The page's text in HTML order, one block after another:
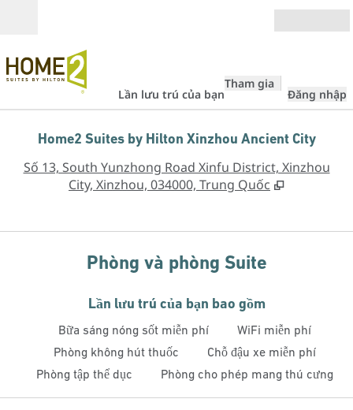
Lần lưu trú của bạn
Tham gia
Đăng nhập
Home2 Suites by Hilton Xinzhou Ancient City
Số 13, South Yunzhong Road Xinfu District, Xinzhou
City, Xinzhou, 034000, Trung Quốc
Phòng và phòng Suite
Lần lưu trú của bạn bao gồm
Bữa sáng nóng sốt miễn phí
WiFi miễn phí
Phòng không hút thuốc
Chỗ đậu xe miễn phí
Phòng tập thể dục
Phòng cho phép mang thú cưng